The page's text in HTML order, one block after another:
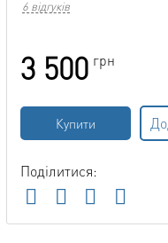
6 відгуків
3 500 грн
Купити
Поділитися: